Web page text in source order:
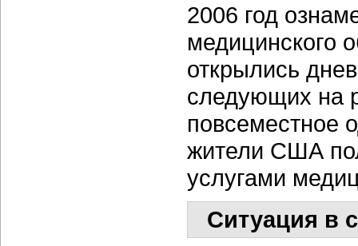
2006 год
медицинского
открылись
следующих на
повсеместное
жители США
услугами
Ситуация в